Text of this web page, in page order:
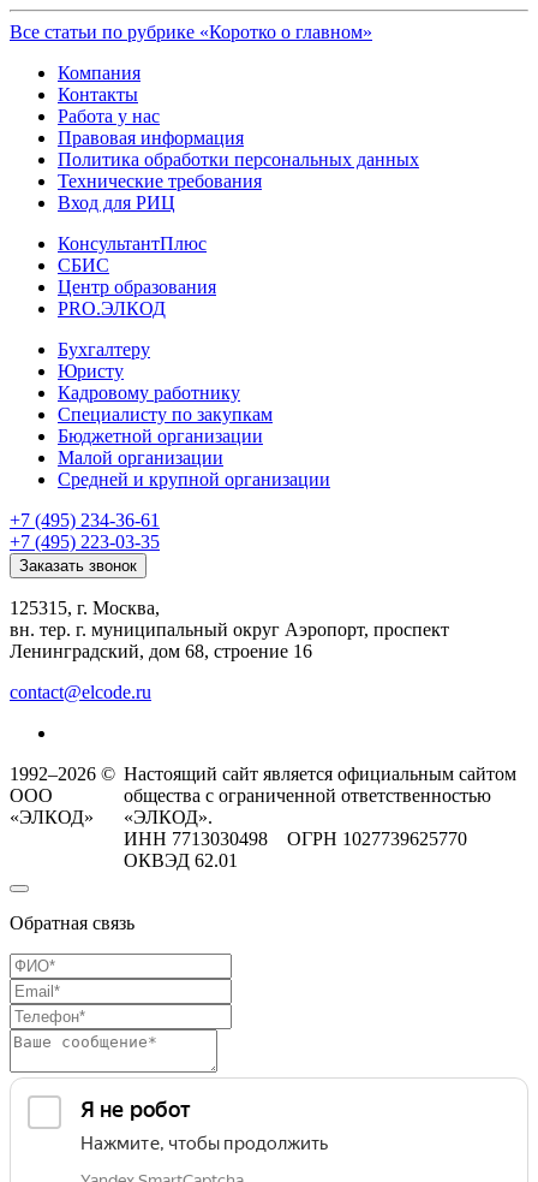
Все статьи по рубрике «Коротко о главном»
Компания
Контакты
Работа у нас
Правовая информация
Политика обработки персональных данных
Технические требования
Вход для РИЦ
КонсультантПлюс
СБИС
Центр образования
PRO.ЭЛКОД
Бухгалтеру
Юристу
Кадровому работнику
Специалисту по закупкам
Бюджетной организации
Малой организации
Средней и крупной организации
+7 (495) 234-36-61
+7 (495) 223-03-35
Заказать звонок
125315, г. Москва,
вн. тер. г. муниципальный округ Аэропорт, проспект
Ленинградский, дом 68, строение 16
contact@elcode.ru
1992–2026 ©
ООО
«ЭЛКОД»
Настоящий сайт является официальным сайтом
общества с ограниченной ответственностью
«ЭЛКОД».
ИНН 7713030498 ОГРН 1027739625770
ОКВЭД 62.01
Обратная связь